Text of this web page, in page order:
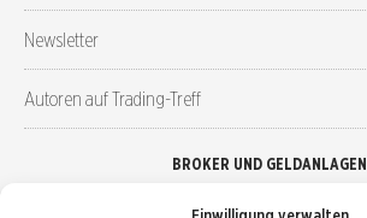
Newsletter
Autoren auf Trading-Treff
BROKER UND GELDANLAGEN